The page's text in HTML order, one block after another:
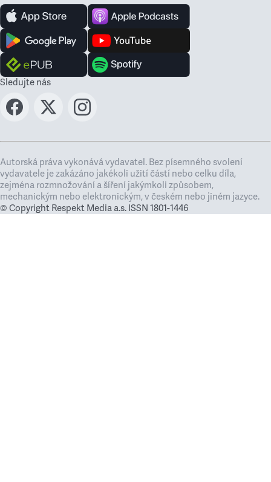
Sledujte nás
Autorská práva vykonává vydavatel. Bez písemného svolení
vydavatele je zakázáno jakékoli užití částí nebo celku díla,
zejména rozmnožování a šíření jakýmkoli způsobem,
mechanickým nebo elektronickým, v českém nebo jiném jazyce.
© Copyright Respekt Media a.s. ISSN 1801-1446